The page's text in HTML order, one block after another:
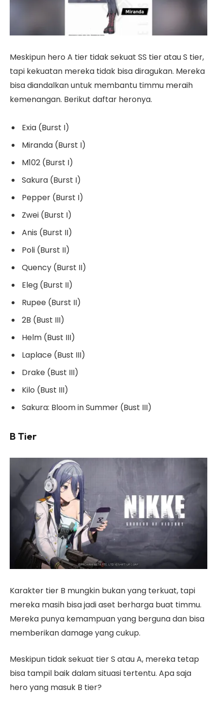
Meskipun hero A tier tidak sekuat SS tier atau S tier,
tapi kekuatan mereka tidak bisa diragukan. Mereka
bisa diandalkan untuk membantu timmu meraih
kemenangan. Berikut daftar heronya.
Exia (Burst I)
Miranda (Burst I)
M102 (Burst I)
Sakura (Burst I)
Pepper (Burst I)
Zwei (Burst I)
Anis (Burst II)
Poli (Burst II)
Quency (Burst II)
Eleg (Burst II)
Rupee (Burst II)
2B (Bust III)
Helm (Bust III)
Laplace (Bust III)
Drake (Bust III)
Kilo (Bust III)
Sakura: Bloom in Summer (Bust III)
B Tier
Karakter tier B mungkin bukan yang terkuat, tapi
mereka masih bisa jadi aset berharga buat timmu.
Mereka punya kemampuan yang berguna dan bisa
memberikan damage yang cukup.
Meskipun tidak sekuat tier S atau A, mereka tetap
bisa tampil baik dalam situasi tertentu. Apa saja
hero yang masuk B tier?